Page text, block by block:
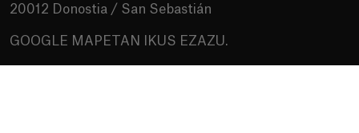
20012 Donostia / San Sebastián
GOOGLE MAPETAN IKUS EZAZU.